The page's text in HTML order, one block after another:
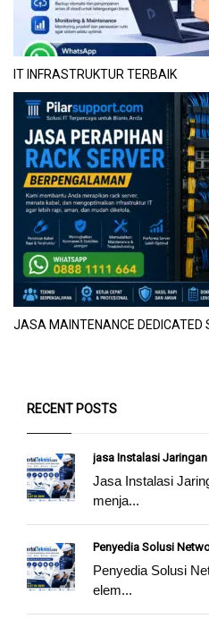
IT INFRASTRUKTUR TERBAIK
JASA MAINTENANCE DEDICATED
RECENT POSTS
jasa Instalasi
Jasa Instalasi
menja...
Penyedia Solusi
Penyedia Solusi
elem...